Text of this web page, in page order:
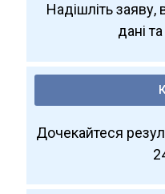
Надішліть заяву,
дані
Дочекайтеся